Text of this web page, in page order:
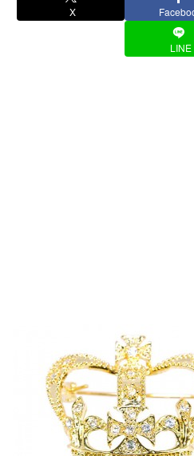
X
LINE